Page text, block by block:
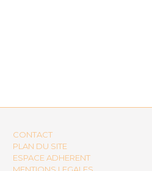
CONTACT
PLAN DU SITE
ESPACE ADHERENT